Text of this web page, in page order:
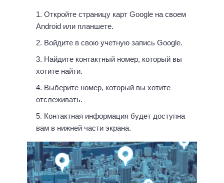
Откройте страницу карт Google на своем
Android или планшете.
Войдите в свою учетную запись Google.
Найдите контактный номер, который вы
хотите найти.
Выберите номер, который вы хотите
отслеживать.
Контактная информация будет доступна
вам в нижней части экрана.